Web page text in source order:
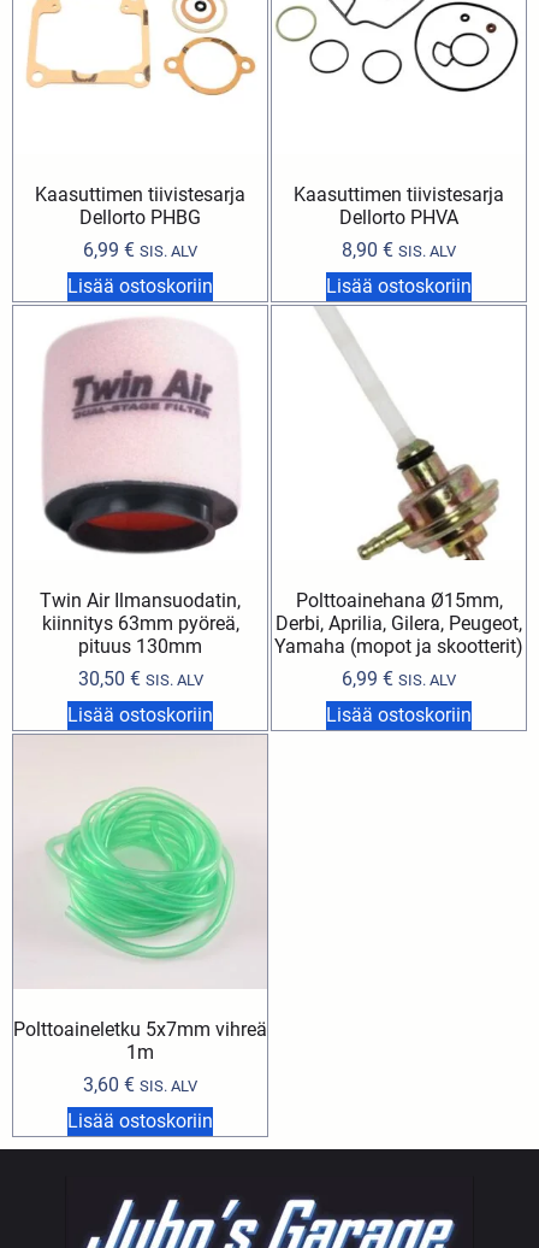
Kaasuttimen tiivistesarja
Dellorto PHBG
6,99 € SIS. ALV
Lisää ostoskoriin
Kaasuttimen tiivistesarja
Dellorto PHVA
8,90 € SIS. ALV
Lisää ostoskoriin
Twin Air Ilmansuodatin,
kiinnitys 63mm pyöreä,
pituus 130mm
30,50 € SIS. ALV
Lisää ostoskoriin
Polttoainehana Ø15mm,
Derbi, Aprilia, Gilera, Peugeot,
Yamaha (mopot ja skootterit)
6,99 € SIS. ALV
Lisää ostoskoriin
Polttoaineletku 5x7mm vihreä
1m
3,60 € SIS. ALV
Lisää ostoskoriin